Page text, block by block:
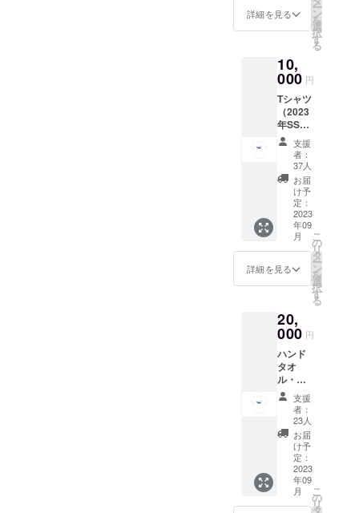
飲料の
美味し
い温度
ます。
シリ
コーン
パーツ
でがっ
ちり
ホール
ド出来
ます。
サイ
ズ：約
75×75×
123(m
m) 容
量：
360ml
材質：
ザイン
中のた
め、写
真やロ
ゴはイ
メージ
となり
ますの
でご了
承くだ
さい。
詳細を見る ー
ン
を
選
択
す
る
10,
000 円
Tシャツ
（2023
年SSP
限定ロ
ゴ入
り） ロ
ゴデザ
イン中
ナイロ
ン素材
S・M・
XL・
XXLの5
サイズ
展開 生
ミャン
マー ※
現在デ
ザイン
中のた
め、写
真やロ
ゴはイ
メージ
となり
ますの
でご了
承くだ
さい。
支援
者：
37人
お届
け予
定：
2023
年09
月
詳細を見る
こ
の
リ
タ
ー
ン
を
選
択
す
る
20,
000 円
ハンド
タオ
ル・保
冷缶ホ
ル
ダー・
やる箱
2023T
シャツ
3点セッ
ドタオ
ル
支援
者：
23人
お届
け予
定：
2023
年09
月
こ
の
リ